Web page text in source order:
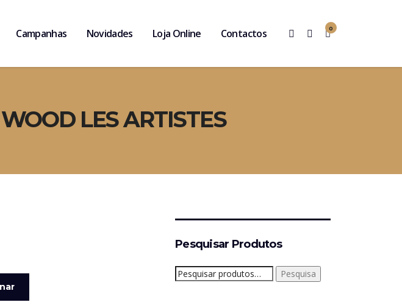
0
Campanhas Novidades Loja Online Contactos
LES ARTISTES
Pesquisar Produtos
Pesquisar
por:
Pesquisa